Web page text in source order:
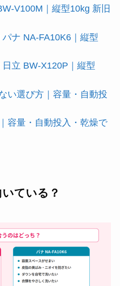
V100M｜縦型10kg 新旧
ナ NA-FA10K6｜縦型
立 BW-X120P｜縦型
い選び方｜容量・自動投
容量・自動投入・乾燥で
ている？